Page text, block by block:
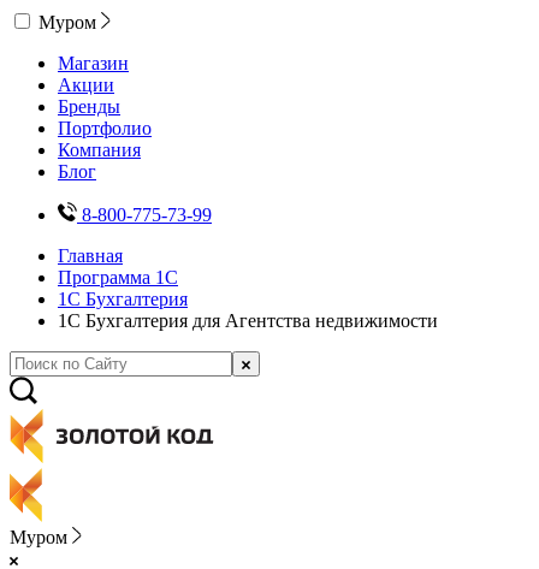
Муром
Магазин
Акции
Бренды
Портфолио
Компания
Блог
8-800-775-73-99
Главная
Программа 1С
1С Бухгалтерия
1С Бухгалтерия для Агентства недвижимости
Муром